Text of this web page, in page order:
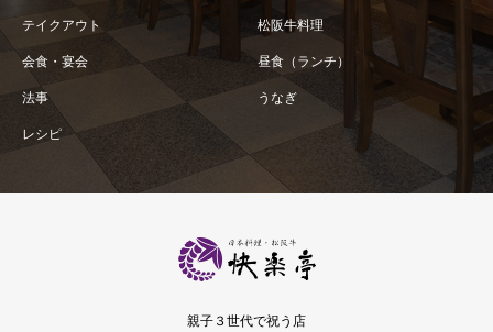
テイクアウト 松阪牛料理
会食・宴会 昼食（ランチ）
法事 うなぎ
レシピ
親子３世代で祝う店